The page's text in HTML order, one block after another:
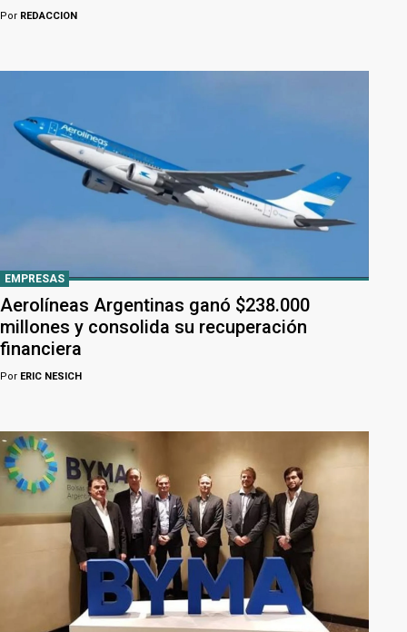
Por REDACCION
EMPRESAS
Aerolíneas Argentinas ganó $238.000
millones y consolida su recuperación
financiera
Por ERIC NESICH